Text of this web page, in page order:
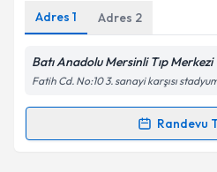
Kişisel verilerimin
Metni'ni okudum ve
kapsamda işlenmesini
Takvim
Adres 1 Adres 2
Batı Anadolu Mersinli Tıp Merkezi
Fatih Cd. No:10 3. sanayi karşısı
Randevu
Randevu Takvimi